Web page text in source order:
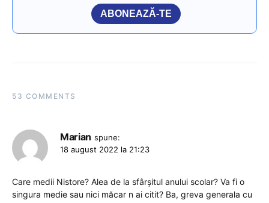
ABONEAZĂ-TE
53 COMMENTS
Marian spune:
18 august 2022 la 21:23
Care medii Nistore? Alea de la sfârșitul anului scolar? Va fi o
singura medie sau nici măcar n ai citit? Ba, greva generala cu